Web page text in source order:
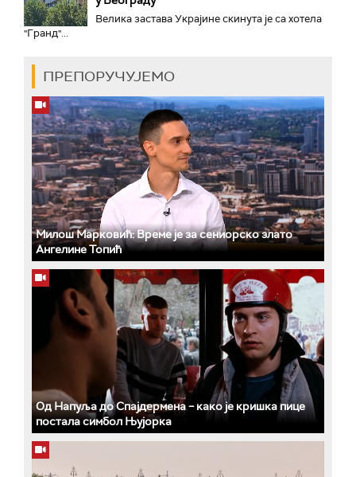
Велика заставa Украјине скинута је са хотела
"Гранд"...
ПРЕПОРУЧУЈЕМО
Милош Марковић: Време је за сениорско злато
Ангелине Топић
Од Напуља до Спајдермена – како је кришка пице
постала симбол Њујорка